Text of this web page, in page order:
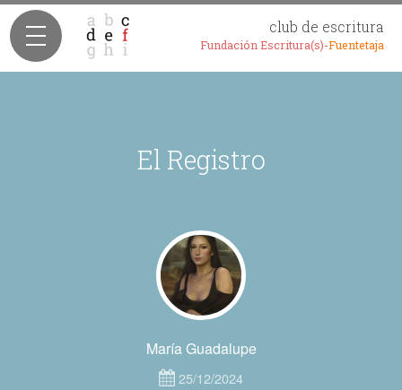
club de escritura
Fundación Escritura(s)-Fuentetaja
El Registro
María Guadalupe
25/12/2024